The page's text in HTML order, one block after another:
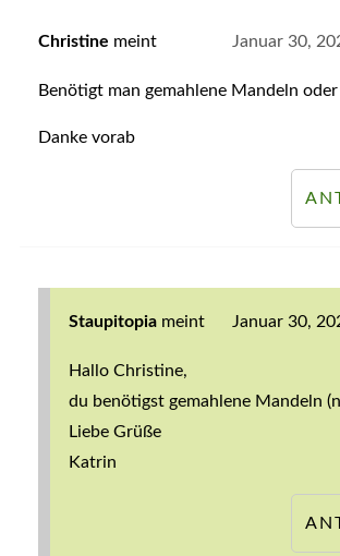
Christine meint Januar 30,
Benötigt man gemahlene Mandeln
Danke vorab
Staupitopia meint Januar 30,
Hallo Christine,
du benötigst gemahlene Mandeln
Liebe Grüße
Katrin